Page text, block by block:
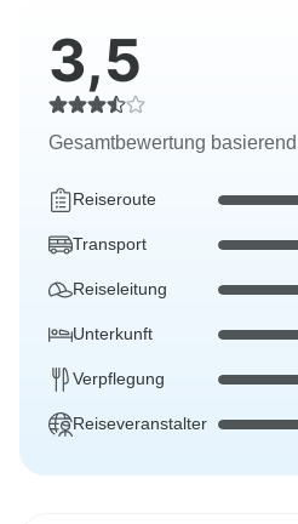
3,5
Gesamtbewertung
Reiseroute
Transport
Reiseleitung
Unterkunft
Verpflegung
Reiseveranstalter